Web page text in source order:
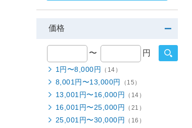
価格
〜 円
1円〜8,000円 （14）
8,001円〜13,000円 （15）
13,001円〜16,000円 （14）
16,001円〜25,000円 （21）
25,001円〜30,000円 （16）